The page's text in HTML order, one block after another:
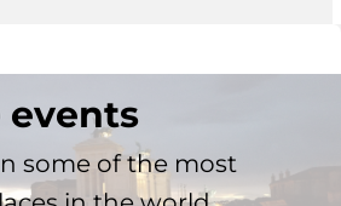
events
some of the most